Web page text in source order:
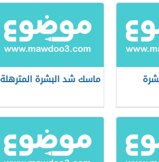
ماسك شد البشرة المترهلة